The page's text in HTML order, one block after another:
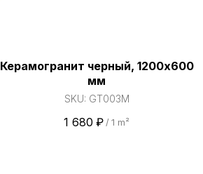
Керамогранит черный, 1200х600
мм
SKU: GT003M
1 680 ₽ / 1 m²